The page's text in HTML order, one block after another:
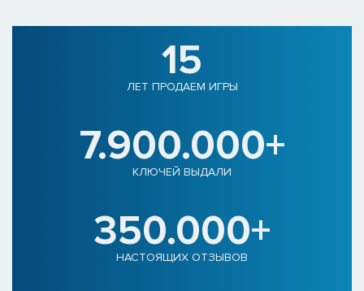
15
ЛЕТ ПРОДАЕМ ИГРЫ
7.900.000+
КЛЮЧЕЙ ВЫДАЛИ
350.000+
НАСТОЯЩИХ ОТЗЫВОВ